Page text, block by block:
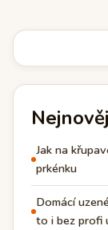
Jak na
prkénku
Domácí
to i bez profi